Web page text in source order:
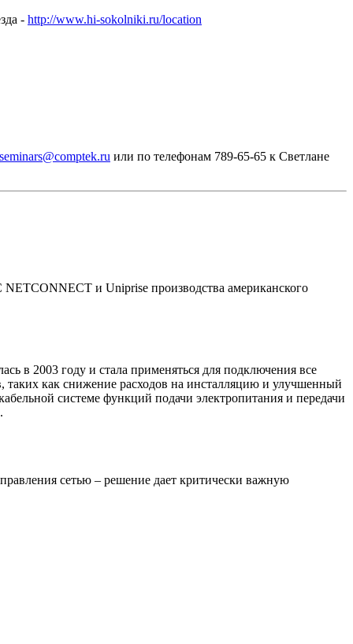
- http://www.hi-sokolniki.ru/location
seminars@comptek.ru или по телефонам 789-65-65 к Светлане
NETCONNECT и Uniprise производства американского
в 2003 году и стала применяться для подключения все
таких как снижение расходов на инсталляцию и улучшенный
системе функций подачи электропитания и передачи
сетью – решение дает критически важную